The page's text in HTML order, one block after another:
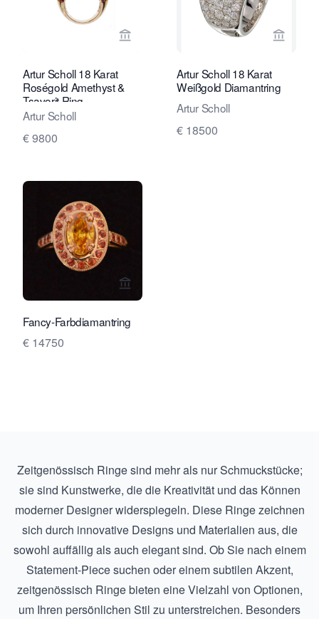
Verkaeuferseite von Marij Kaak
Artur Scholl 18 Karat
Roségold Amethyst &
Tsavorit Ring
Artur Scholl
€ 9800
Artur Scholl 18 Karat
Weißgold Diamantring
Artur Scholl
€ 18500
Verkaeuferseite von Rocks and
Fancy-Farbdiamantring
€ 14750
Zeitgenössisch Ringe sind mehr als nur Schmuckstücke;
sie sind Kunstwerke, die die Kreativität und das Können
moderner Designer widerspiegeln. Diese Ringe zeichnen
sich durch innovative Designs und Materialien aus, die
sowohl auffällig als auch elegant sind. Ob Sie nach einem
Statement-Piece suchen oder einem subtilen Akzent,
zeitgenössisch Ringe bieten eine Vielzahl von Optionen,
um Ihren persönlichen Stil zu unterstreichen. Besonders